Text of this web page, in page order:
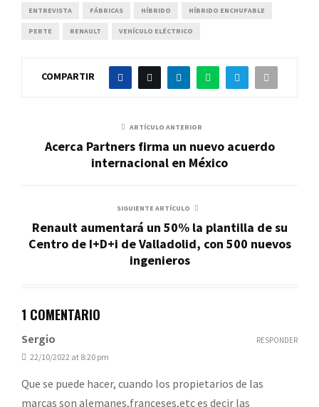
ENTREVISTA FÁBRICAS HÍBRIDO HÍBRIDO ENCHUFABLE
PERTE RENAULT VEHÍCULO ELÉCTRICO
COMPARTIR
ARTÍCULO ANTERIOR
Acerca Partners firma un nuevo acuerdo
internacional en México
SIGUIENTE ARTÍCULO
Renault aumentará un 50% la plantilla de su
Centro de I+D+i de Valladolid, con 500 nuevos
ingenieros
1 COMENTARIO
Sergio
22/10/2022 at 8:20 pm
Que se puede hacer, cuando los propietarios de las
marcas son alemanes,franceses,etc es decir las
RESPONDER